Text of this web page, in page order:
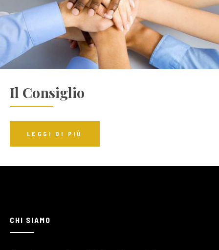
Il Consiglio
LEGGI DI PIÙ
CHI SIAMO